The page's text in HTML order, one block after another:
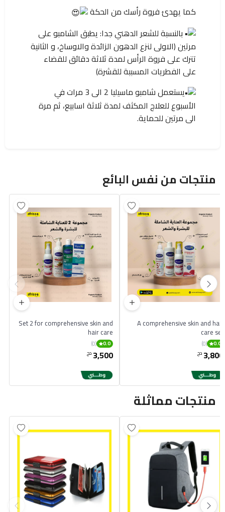
كما يهدئ فروة رأسك من الحكة
بالنسبة للشعر الدهني جدا: يطبق الشامبو على
مرتين (الاولى لنزع الدهون الزائدة والاوساخ، و الثانية
تترك على فروة الرأس لمدة ثلاثة دقائق للقضاء
على الفطريات المسببة للقشرة)
يستعمل شامبو ماسيليا 2 الى 3 مرات في
الأسبوع للعلاج المكثف لمدة ثلاثة اسابيع، ثم مرة
الى مرتين للحماية.
منتجات من نفس البائع
Set 2 for comprehensive skin and
hair care
0.0
(0)
3,500 دج
A comprehensive skin and hair
care set
0.0
(0)
3,800 دج
منتجات مماثلة